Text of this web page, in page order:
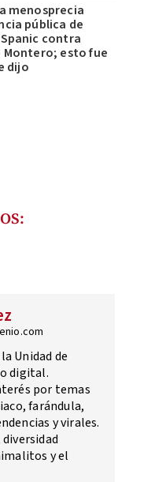
menosprecia
pública de
Spanic contra
Montero; esto fue
dijo
Unidad de
digital.
por temas
farándula,
y virales.
diversidad
y el